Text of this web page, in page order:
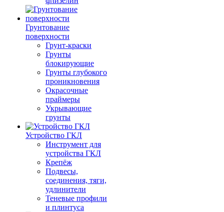
Грунтование
поверхности
Грунт-краски
Грунты
блокирующие
Грунты глубокого
проникновения
Окрасочные
праймеры
Укрывающие
грунты
Устройство ГКЛ
Инструмент для
устройства ГКЛ
Крепёж
Подвесы,
соединения, тяги,
удлинители
Теневые профили
и плинтуса